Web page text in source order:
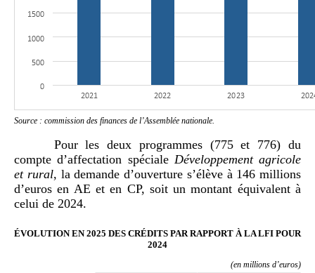
Source : commission des finances de l’Assemblée nationale.
Pour les deux programmes (775 et 776) du
compte d’affectation spéciale Développement agricole
et rural, la demande d’ouverture s’élève à 146 millions
d’euros en AE et en CP, soit un montant équivalent à
celui de 2024.
ÉVOLUTION EN 2025 DES CRÉDITS PAR RAPPORT À LA LFI POUR
2024
(en millions d’euros)